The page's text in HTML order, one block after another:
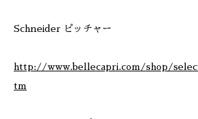
Schneider ピッチャー
http://www.bellecapri.com/shop/
tm